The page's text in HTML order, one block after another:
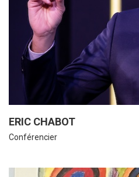
ERIC CHABOT
Conférencier